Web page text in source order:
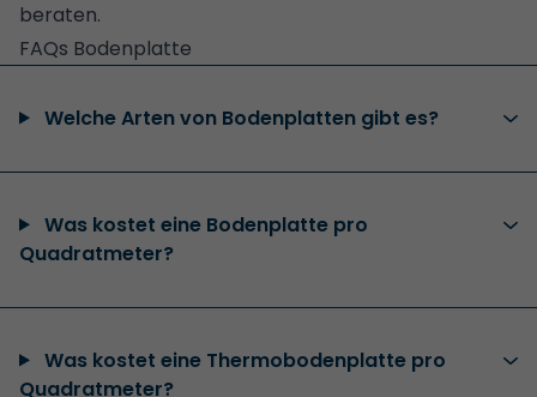
beraten.
FAQs Bodenplatte
Welche Arten von Bodenplatten gibt es?
Was kostet eine Bodenplatte pro
Quadratmeter?
Was kostet eine Thermobodenplatte pro
Quadratmeter?